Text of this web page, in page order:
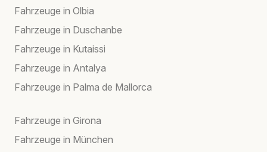
Fahrzeuge in Olbia
Fahrzeuge in Duschanbe
Fahrzeuge in Kutaissi
Fahrzeuge in Antalya
Fahrzeuge in Palma de Mallorca
Fahrzeuge in Girona
Fahrzeuge in München